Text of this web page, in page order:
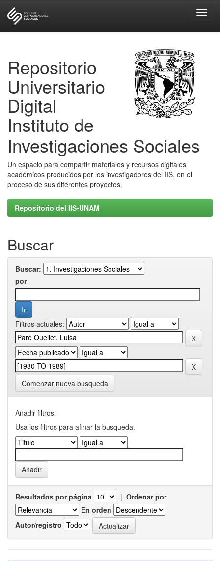
Repositorio
Universitario
Digital
Instituto de
Investigaciones Sociales
Un espacio para compartir materiales y recursos digitales
académicos producidos por los investigadores del IIS, en el
proceso de sus diferentes proyectos.
Repositorio del IIS-UNAM
Buscar
Buscar:
por
Filtros actuales:
Comenzar nueva busqueda
Añadir filtros:
Usa los filtros para afinar la busqueda.
Resultados por página | Ordenar por
En orden
Autor/registro